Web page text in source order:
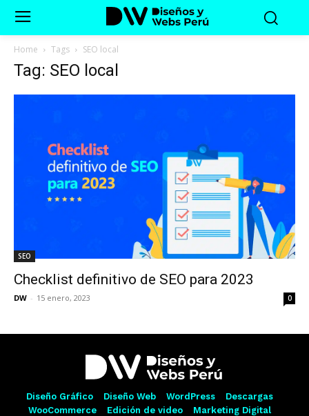
Home Tags SEO local
Tag: SEO local
SEO
Checklist definitivo de SEO para 2023
DW - 15 enero, 2023 0
Diseño Gráfico Diseño Web WordPress
Descargas
WooCommerce
Edición de video
Marketing Digital